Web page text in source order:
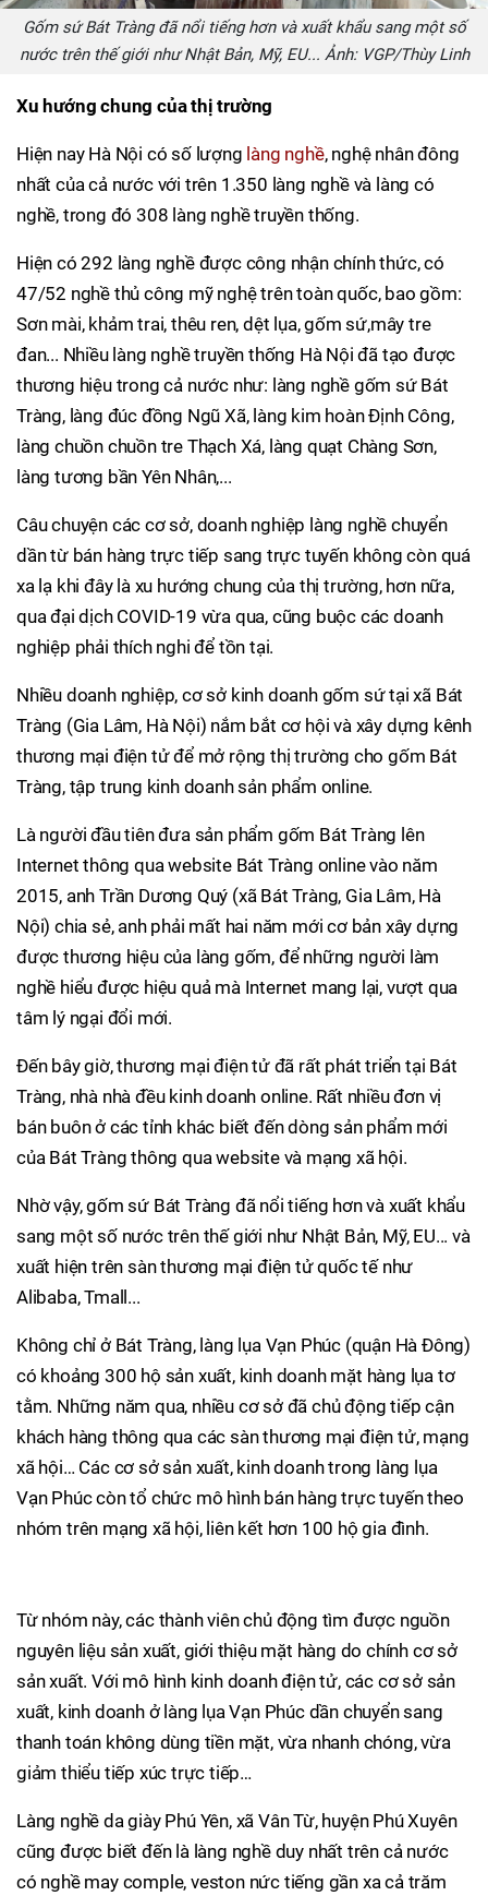
Gốm sứ Bát Tràng đã nổi tiếng hơn và xuất khẩu sang một số
nước trên thế giới như Nhật Bản, Mỹ, EU... Ảnh: VGP/Thùy Linh
Xu hướng chung của thị trường
Hiện nay Hà Nội có số lượng làng nghề, nghệ nhân đông
nhất của cả nước với trên 1.350 làng nghề và làng có
nghề, trong đó 308 làng nghề truyền thống.
Hiện có 292 làng nghề được công nhận chính thức, có
47/52 nghề thủ công mỹ nghệ trên toàn quốc, bao gồm:
Sơn mài, khảm trai, thêu ren, dệt lụa, gốm sứ,mây tre
đan... Nhiều làng nghề truyền thống Hà Nội đã tạo được
thương hiệu trong cả nước như: làng nghề gốm sứ Bát
Tràng, làng đúc đồng Ngũ Xã, làng kim hoàn Định Công,
làng chuồn chuồn tre Thạch Xá, làng quạt Chàng Sơn,
làng tương bần Yên Nhân,...
Câu chuyện các cơ sở, doanh nghiệp làng nghề chuyển
dần từ bán hàng trực tiếp sang trực tuyến không còn quá
xa lạ khi đây là xu hướng chung của thị trường, hơn nữa,
qua đại dịch COVID-19 vừa qua, cũng buộc các doanh
nghiệp phải thích nghi để tồn tại.
Nhiều doanh nghiệp, cơ sở kinh doanh gốm sứ tại xã Bát
Tràng (Gia Lâm, Hà Nội) nắm bắt cơ hội và xây dựng kênh
thương mại điện tử để mở rộng thị trường cho gốm Bát
Tràng, tập trung kinh doanh sản phẩm online.
Là người đầu tiên đưa sản phẩm gốm Bát Tràng lên
Internet thông qua website Bát Tràng online vào năm
2015, anh Trần Dương Quý (xã Bát Tràng, Gia Lâm, Hà
Nội) chia sẻ, anh phải mất hai năm mới cơ bản xây dựng
được thương hiệu của làng gốm, để những người làm
nghề hiểu được hiệu quả mà Internet mang lại, vượt qua
tâm lý ngại đổi mới.
Đến bây giờ, thương mại điện tử đã rất phát triển tại Bát
Tràng, nhà nhà đều kinh doanh online. Rất nhiều đơn vị
bán buôn ở các tỉnh khác biết đến dòng sản phẩm mới
của Bát Tràng thông qua website và mạng xã hội.
Nhờ vậy, gốm sứ Bát Tràng đã nổi tiếng hơn và xuất khẩu
sang một số nước trên thế giới như Nhật Bản, Mỹ, EU... và
xuất hiện trên sàn thương mại điện tử quốc tế như
Alibaba, Tmall...
Không chỉ ở Bát Tràng, làng lụa Vạn Phúc (quận Hà Đông)
có khoảng 300 hộ sản xuất, kinh doanh mặt hàng lụa tơ
tằm. Những năm qua, nhiều cơ sở đã chủ động tiếp cận
khách hàng thông qua các sàn thương mại điện tử, mạng
xã hội… Các cơ sở sản xuất, kinh doanh trong làng lụa
Vạn Phúc còn tổ chức mô hình bán hàng trực tuyến theo
nhóm trên mạng xã hội, liên kết hơn 100 hộ gia đình.
Từ nhóm này, các thành viên chủ động tìm được nguồn
nguyên liệu sản xuất, giới thiệu mặt hàng do chính cơ sở
sản xuất. Với mô hình kinh doanh điện tử, các cơ sở sản
xuất, kinh doanh ở làng lụa Vạn Phúc dần chuyển sang
thanh toán không dùng tiền mặt, vừa nhanh chóng, vừa
giảm thiểu tiếp xúc trực tiếp…
Làng nghề da giày Phú Yên, xã Vân Từ, huyện Phú Xuyên
cũng được biết đến là làng nghề duy nhất trên cả nước
có nghề may comple, veston nức tiếng gần xa cả trăm